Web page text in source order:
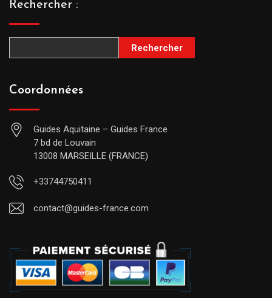
Rechercher :
Rechercher
Coordonnées
Guides Aquitaine – Guides France
7 bd de Louvain
13008 MARSEILLE (FRANCE)
+33744750411
contact@guides-france.com